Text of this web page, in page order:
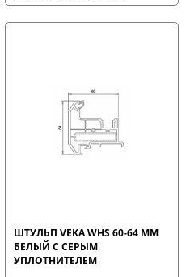
ШТУЛЬП VEKA WHS 60-64 ММ
БЕЛЫЙ С СЕРЫМ
УПЛОТНИТЕЛЕМ